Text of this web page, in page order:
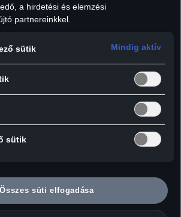
a kosárhoz
boternyő
fekete matt bevonattal,
touch bevonatú fogantyú e-tron
szerkezet
a hirdetési és elemzési
partnereinkkel.
sütik Mindig aktív
sütik
Összes süti elfogadása